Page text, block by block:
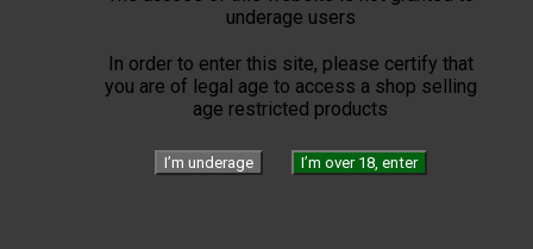
underage users
In order to enter this site, please certify that
you are of legal age to access a shop selling
age restricted products
I’m underage I’m over 18, enter
Windproof
Torch flames
The Art of Leather
The Art of Accessories
The Art of Writing
SPECIAL ST DUPONT
Confidenciaal